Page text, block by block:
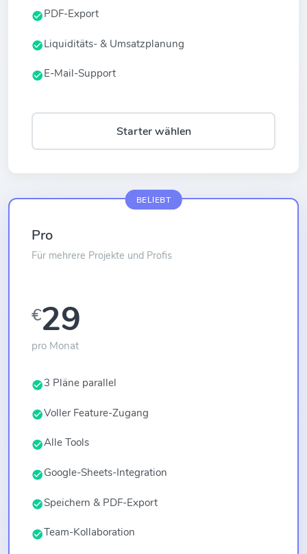
PDF-Export
Liquiditäts- & Umsatzplanung
E-Mail-Support
Starter wählen
BELIEBT
Pro
Für mehrere Projekte und Profis
€29
pro Monat
3 Pläne parallel
Voller Feature-Zugang
Alle Tools
Google-Sheets-Integration
Speichern & PDF-Export
Team-Kollaboration